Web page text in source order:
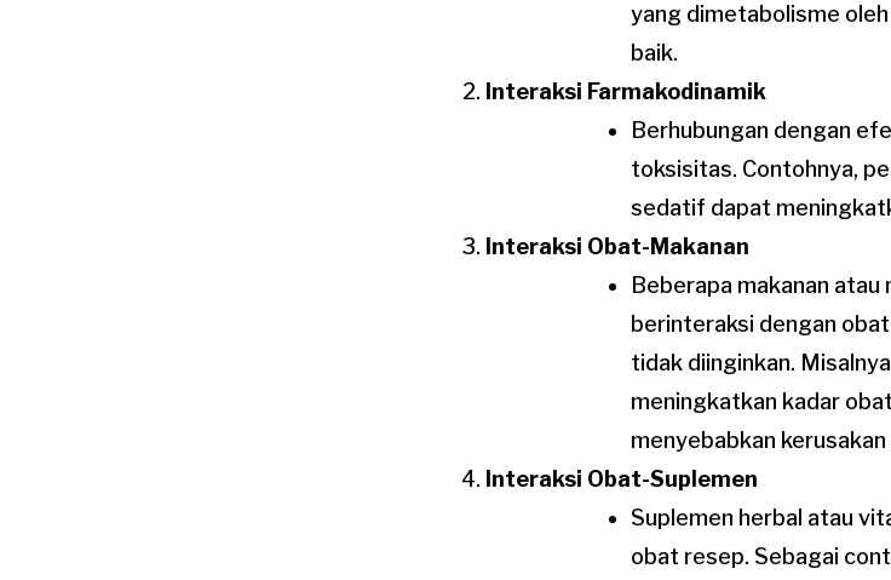
yang dimetabolisme
baik.
Interaksi Farmakodinamik
Berhubungan dengan
toksisitas. Contohnya,
sedatif dapat
Interaksi Obat-Makanan
Beberapa makanan
berinteraksi dengan
tidak diinginkan.
meningkatkan kadar
menyebabkan
Interaksi Obat-Suplemen
Suplemen herbal atau
obat resep. Sebagai